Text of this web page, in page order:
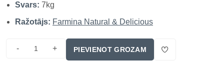
masu; vienlaikus lielāks formāts ir praktisks ilgākam
barošanas periodam un...
Svars: 7kg
Ražotājs: Farmina Natural & Delicious
- + PIEVIENOT GROZAM